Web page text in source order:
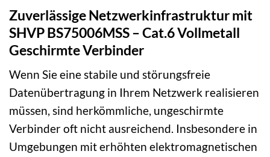
Zuverlässige Netzwerkinfrastruktur mit
SHVP BS75006MSS – Cat.6 Vollmetall
Geschirmte Verbinder
Wenn Sie eine stabile und störungsfreie
Datenübertragung in Ihrem Netzwerk realisieren
müssen, sind herkömmliche, ungeschirmte
Verbinder oft nicht ausreichend. Insbesondere in
Umgebungen mit erhöhten elektromagnetischen